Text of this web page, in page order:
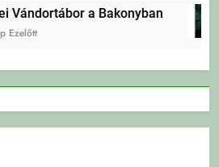
Vándortábor a Bakonyban
Ezelőtt